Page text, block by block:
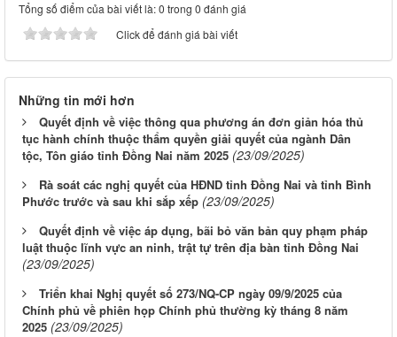
Tổng số điểm của bài viết là: 0 trong 0 đánh giá
Click để đánh giá bài viết
Những tin mới hơn
Quyết định về việc thông qua phương án đơn giản hóa thủ
tục hành chính thuộc thẩm quyền giải quyết của ngành Dân
tộc, Tôn giáo tỉnh Đồng Nai năm 2025 (23/09/2025)
Rà soát các nghị quyết của HĐND tỉnh Đồng Nai và tỉnh Bình
Phước trước và sau khi sắp xếp (23/09/2025)
Quyết định về việc áp dụng, bãi bỏ văn bản quy phạm pháp
luật thuộc lĩnh vực an ninh, trật tự trên địa bàn tỉnh Đồng Nai
(23/09/2025)
Triển khai Nghị quyết số 273/NQ-CP ngày 09/9/2025 của
Chính phủ về phiên họp Chính phủ thường kỳ tháng 8 năm
2025 (23/09/2025)